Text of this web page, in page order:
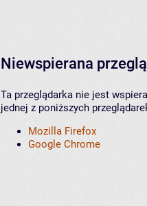
Niewspierana
Ta przeglądarka nie jest
jednej z poniższych
Mozilla Firefox
Google Chrome